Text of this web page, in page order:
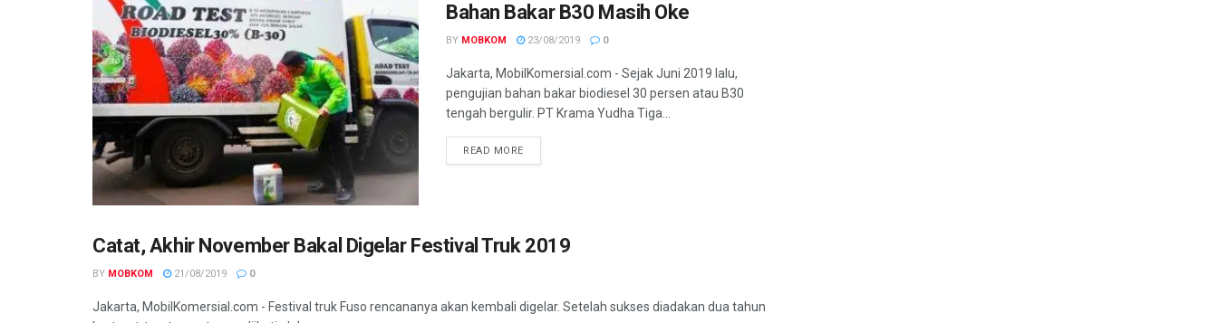
Bahan Bakar B30 Masih Oke
BY MOBKOM 23/08/2019 0
Jakarta, MobilKomersial.com - Sejak Juni 2019 lalu,
pengujian bahan bakar biodiesel 30 persen atau B30
tengah bergulir. PT Krama Yudha Tiga...
READ MORE
TRUK
Catat, Akhir November Bakal Digelar Festival Truk 2019
BY MOBKOM 21/08/2019 0
Jakarta, MobilKomersial.com - Festival truk Fuso rencananya akan kembali digelar. Setelah sukses diadakan dua tahun